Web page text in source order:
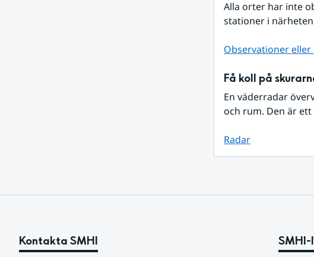
Alla orter har inte
stationer i
Observationer
Få koll på
En väderradar
och rum. Den är
Radar
Kontakta SMHI